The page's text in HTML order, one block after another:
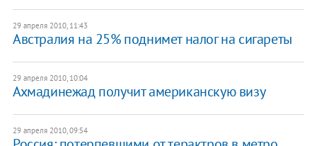
29 апреля 2010, 11:43
Австралия на 25% поднимет налог на сигареты
29 апреля 2010, 10:04
Ахмадинежад получит американскую визу
29 апреля 2010, 09:54